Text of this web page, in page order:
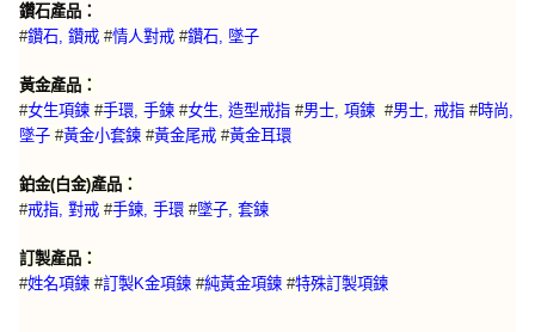
鑽石產品：
#鑽石, 鑽戒 #情人對戒 #鑽石, 墜子
黃金產品：
#女生項鍊 #手環, 手鍊 #女生, 造型戒指 #男士, 項鍊 #男士, 戒指 #時尚,
墜子 #黃金小套鍊 #黃金尾戒 #黃金耳環
鉑金(白金)產品：
#戒指, 對戒 #手鍊, 手環 #墜子, 套鍊
訂製產品：
#姓名項鍊 #訂製K金項鍊 #純黃金項鍊 #特殊訂製項鍊